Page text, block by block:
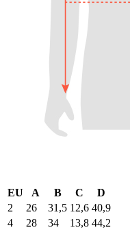
EU A B C
D
2
26 31,5 12,6 40,9
4
28 34 13,8 44,2